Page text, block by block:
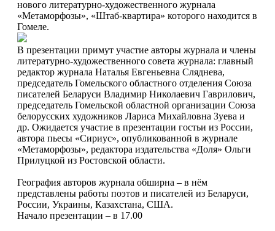
нового литературно-художественного журнала
«Метаморфозы», «Штаб-квартира» которого находится в
Гомеле.
В презентации примут участие авторы журнала и члены
литературно-художественного совета журнала: главный
редактор журнала Наталья Евгеньевна Сляднева,
председатель Гомельского областного отделения Союза
писателей Беларуси Владимир Николаевич Гаврилович,
председатель Гомельской областной организации Союза
белорусских художников Лариса Михайловна Зуева и
др. Ожидается участие в презентации гостьи из России,
автора пьесы «Сириус», опубликованной в журнале
«Метаморфозы», редактора издательства «Доля» Ольги
Прилуцкой из Ростовской области.
География авторов журнала обширна – в нём
представлены работы поэтов и писателей из Беларуси,
России, Украины, Казахстана, США.
Начало презентации – в 17.00